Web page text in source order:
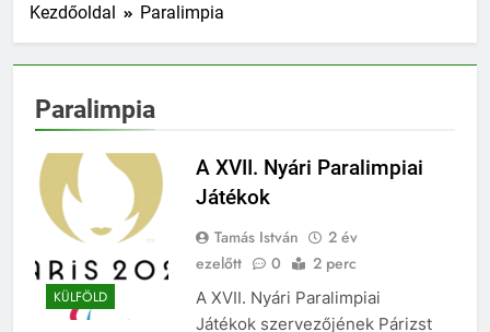
Kezdőoldal Paralimpia
Paralimpia
KÜLFÖLD
A XVII. Nyári Paralimpiai
Játékok
Tamás István
2 év
ezelőtt
0 2 perc
A XVII. Nyári Paralimpiai
Játékok szervezőjének Párizst